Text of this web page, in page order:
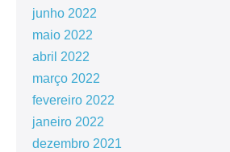
junho 2022
maio 2022
abril 2022
março 2022
fevereiro 2022
janeiro 2022
dezembro 2021